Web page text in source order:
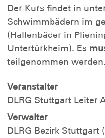
Der Kurs findet in
Schwimmbädern im
(Hallenbäder in
Untertürkheim). Es
teilgenommen werden.
Veranstalter
DLRG Stuttgart Leiter
Verwalter
DLRG Bezirk Stuttgart (